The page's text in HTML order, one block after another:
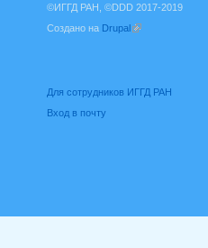
©ИГГД РАН, ©DDD 2017-2019
Создано на Drupal
Для сотрудников ИГГД РАН
Вход в почту